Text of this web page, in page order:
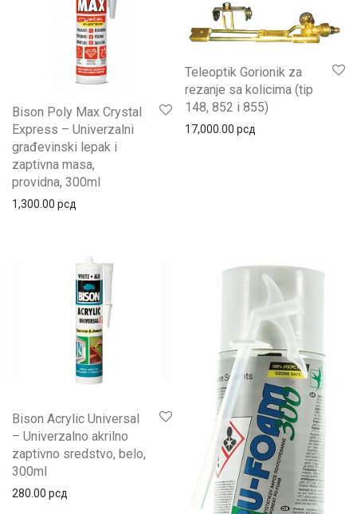
Bison Poly Max Crystal
Express – Univerzalni
građevinski lepak i
zaptivna masa,
providna, 300ml
1,300.00 рсд
Teleoptik Gorionik za
rezanje sa kolicima (tip
148, 852 i 855)
17,000.00 рсд
Bison Acrylic Universal
– Univerzalno akrilno
zaptivno sredstvo, belo,
300ml
280.00 рсд